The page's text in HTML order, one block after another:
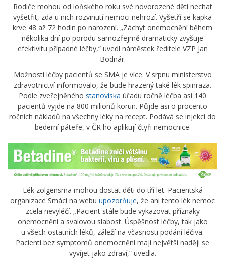
Rodiče mohou od loňského roku své novorozené děti nechat
vyšetřit, zda u nich rozvinutí nemoci nehrozí. Vyšetří se kapka
krve 48 až 72 hodin po narození. „Záchyt onemocnění během
několika dní po porodu samozřejmě dramaticky zvyšuje
efektivitu případné léčby,“ uvedl náměstek ředitele VZP Jan
Bodnár.
Možností léčby pacientů se SMA je více. V srpnu ministerstvo
zdravotnictví informovalo, že bude hrazený také lék spinraza.
Podle zveřejněného stanoviska úřadu ročně léčba asi 140
pacientů vyjde na 800 milionů korun. Půjde asi o procento
ročních nákladů na všechny léky na recept. Podává se injekcí do
bederní páteře, v ČR ho aplikují čtyři nemocnice.
Lék zolgensma mohou dostat děti do tří let. Pacientská
organizace Smáci na webu upozorňuje, že ani tento lék nemoc
zcela nevyléčí. „Pacient stále bude vykazovat příznaky
onemocnění a svalovou slabost. Úspěšnost léčby, tak jako
u všech ostatních léků, záleží na včasnosti podání léčiva.
Pacienti bez symptomů onemocnění mají největší naději se
vyvíjet jako zdraví,“ uvedla.